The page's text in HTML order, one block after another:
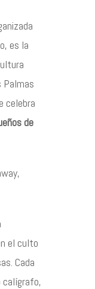
es la
Palmas
celebra
de
el culto
Cada
calígrafo,